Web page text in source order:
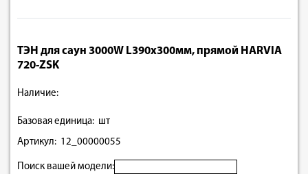
ТЭН для саун 3000W L390х300мм, прямой HARVIA
720-ZSK
Наличие:
Базовая единица: шт
Артикул: 12_00000055
Поиск вашей модели: